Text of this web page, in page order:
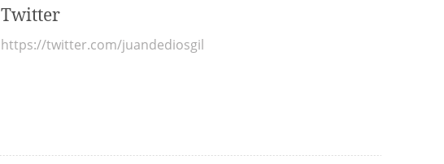
Twitter
https://twitter.com/juandediosgil